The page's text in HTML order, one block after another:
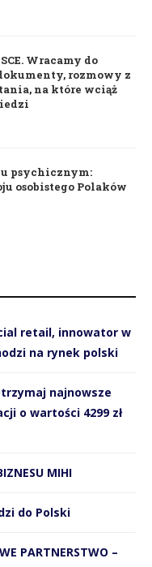
Wracamy do
rozmowy z
na które wciąż
psychicznym:
osobistego Polaków
retail, innowator w
na rynek polski
najnowsze
o wartości 4299 zł
MIHI
do Polski
PARTNERSTWO –